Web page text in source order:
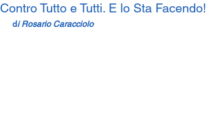
Contro Tutto e Tutti. E lo Sta Facendo!
di Rosario Caracciolo